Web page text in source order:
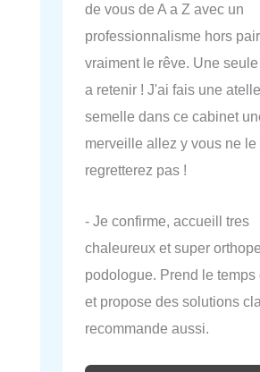
de vous de A a Z avec un
professionnalisme hors pair
vraiment le rêve. Une
a retenir ! J'ai fais une
semelle dans ce cabinet
merveille allez y vous ne le
regretterez pas !
- Je confirme, accueill tres
chaleureux et super
podologue. Prend le temps
et propose des solutions
recommande aussi.